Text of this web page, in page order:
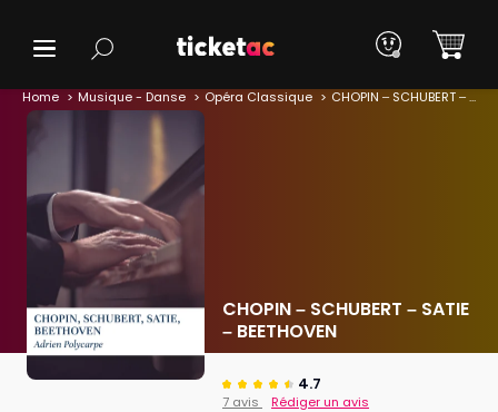
Home Musique - Danse Opéra Classique CHOPIN – SCHUBERT – SATIE – BEETHOVEN
CHOPIN – SCHUBERT – SATIE
– BEETHOVEN
4.7
7 avis Rédiger un avis